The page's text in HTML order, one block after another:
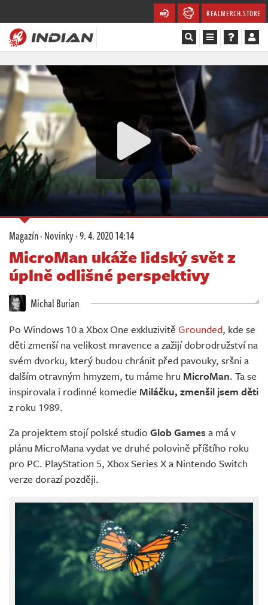
REALMERCH.STORE
Magazín
Recenze
Videa
Soutěže
Databáze
Komunita
Redakce
Živě
Magazín·Novinky·9. 4. 2020 14:14
MicroMan ukáže lidský svět z
úplně odlišné perspektivy
Michal Burian
Po Windows 10 a Xbox One exkluzivitě Grounded, kde se
děti zmenší na velikost mravence a zažijí dobrodružství na
svém dvorku, který budou chránit před pavouky, sršni a
dalším otravným hmyzem, tu máme hru MicroMan. Ta se
inspirovala i rodinné komedie Miláčku, zmenšil jsem děti
z roku 1989.
Za projektem stojí polské studio Glob Games a má v
plánu MicroMana vydat ve druhé polovině příštího roku
pro PC. PlayStation 5, Xbox Series X a Nintendo Switch
verze dorazí později.